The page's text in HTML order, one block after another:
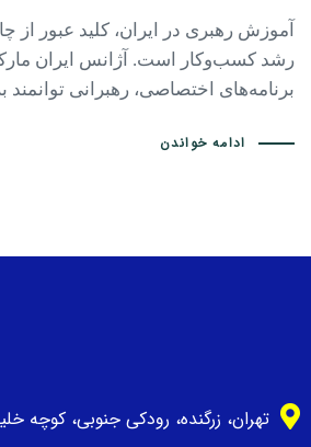
آموزش رهبری در ایران، کلید عبور از
رشد کسب‌وکار است. آژانس ایران
برنامه‌های اختصاصی، رهبرانی
ادامه خواندن
تهران، زرگنده، رودکی جنوبی، کوچه خلیلی،